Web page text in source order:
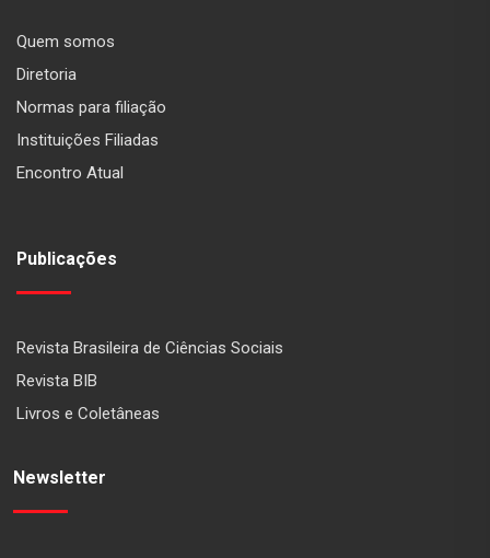
Quem somos
Diretoria
Normas para filiação
Instituições Filiadas
Encontro Atual
Publicações
Revista Brasileira de Ciências Sociais
Revista BIB
Livros e Coletâneas
Newsletter